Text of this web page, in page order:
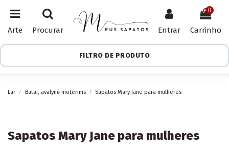
Arte Procurar Entrar
0
Carrinho
FILTRO DE PRODUTO
Lar Batai, avalynė moterims Sapatos Mary Jane para mulheres
Sapatos Mary Jane para mulheres